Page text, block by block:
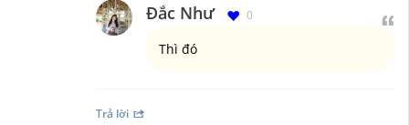
Đắc Như 0
Thì đó
Trả lời